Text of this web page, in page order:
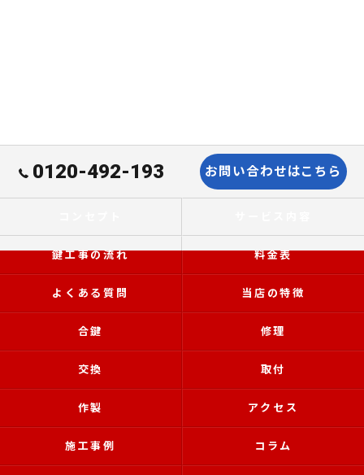
0120-492-193 お問い合わせはこちら
鍵工事の流れ 料金表
よくある質問 当店の特徴
合鍵 修理
交換 取付
作製 アクセス
施工事例 コラム